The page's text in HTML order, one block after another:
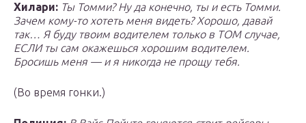
Хилари: Ты Томми? Ну да конечно, ты и есть Томми.
Зачем кому-то хотеть меня видеть? Хорошо, давай
так… Я буду твоим водителем только в ТОМ случае,
ЕСЛИ ты сам окажешься хорошим водителем.
Бросишь меня — и я никогда не прощу тебя.
(Во время гонки.)